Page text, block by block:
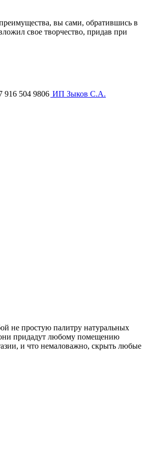
вы сами, обратившись в
свое творчество, придав при
916 504 9806 ИП Зыков С.А.
не простую палитру натуральных
они придадут любому помещению
и что немаловажно, скрыть любые